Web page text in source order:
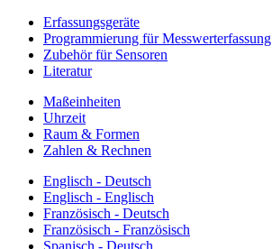
Erfassungsgeräte
Programmierung für Messwerterfassung
Zubehör für Sensoren
Literatur
Maßeinheiten
Uhrzeit
Raum & Formen
Zahlen & Rechnen
Englisch - Deutsch
Englisch - Englisch
Französisch - Deutsch
Französisch - Französisch
Spanisch - Deutsch